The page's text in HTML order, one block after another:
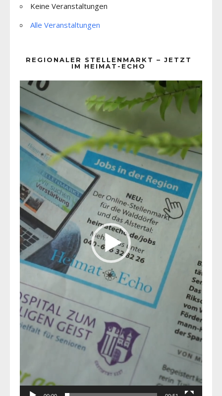
Keine Veranstaltungen
Alle Veranstaltungen
REGIONALER STELLENMARKT – JETZT
IM HEIMAT-ECHO
Player